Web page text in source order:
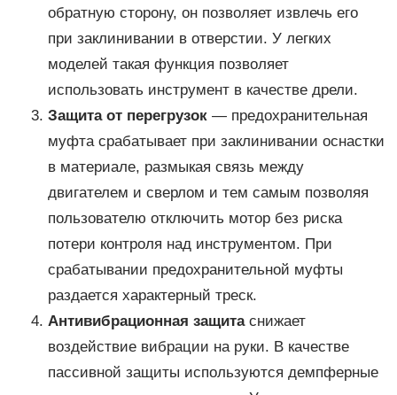
обратную сторону, он позволяет извлечь его
при заклинивании в отверстии. У легких
моделей такая функция позволяет
использовать инструмент в качестве дрели.
Защита от перегрузок— предохранительная
муфта срабатывает при заклинивании оснастки
в материале, размыкая связь между
двигателем и сверлом и тем самым позволяя
пользователю отключить мотор без риска
потери контроля над инструментом. При
срабатывании предохранительной муфты
раздается характерный треск.
Антивибрационная защитаснижает
воздействие вибрации на руки. В качестве
пассивной защиты используются демпферные